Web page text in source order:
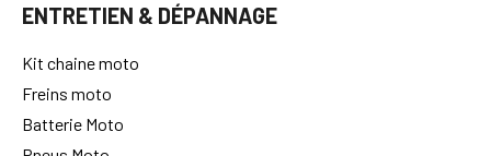
ENTRETIEN & DÉPANNAGE
Kit chaine moto
Freins moto
Batterie Moto